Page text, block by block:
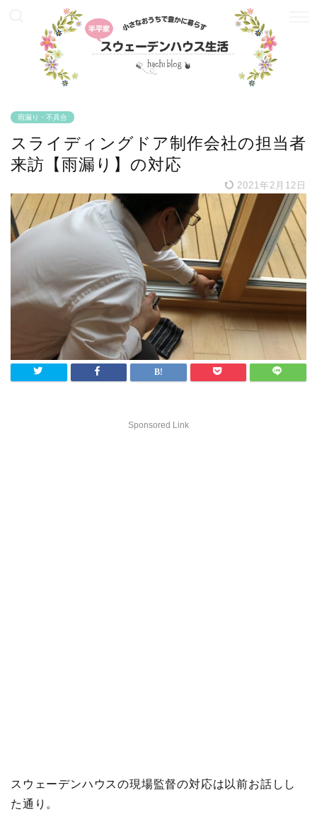
雨漏り・不具合
スライディングドア制作会社の担当者
来訪【雨漏り】の対応
2021年2月12日
Sponsored Link
スウェーデンハウスの現場監督の対応は以前お話しし
た通り。